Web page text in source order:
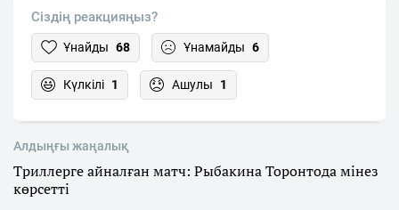
Сіздің реакцияңыз?
Ұнайды 68 Ұнамайды 6
Күлкілі 1 Ашулы 1
Алдыңғы жаңалық
Триллерге айналған матч: Рыбакина Торонтода мінез
көрсетті